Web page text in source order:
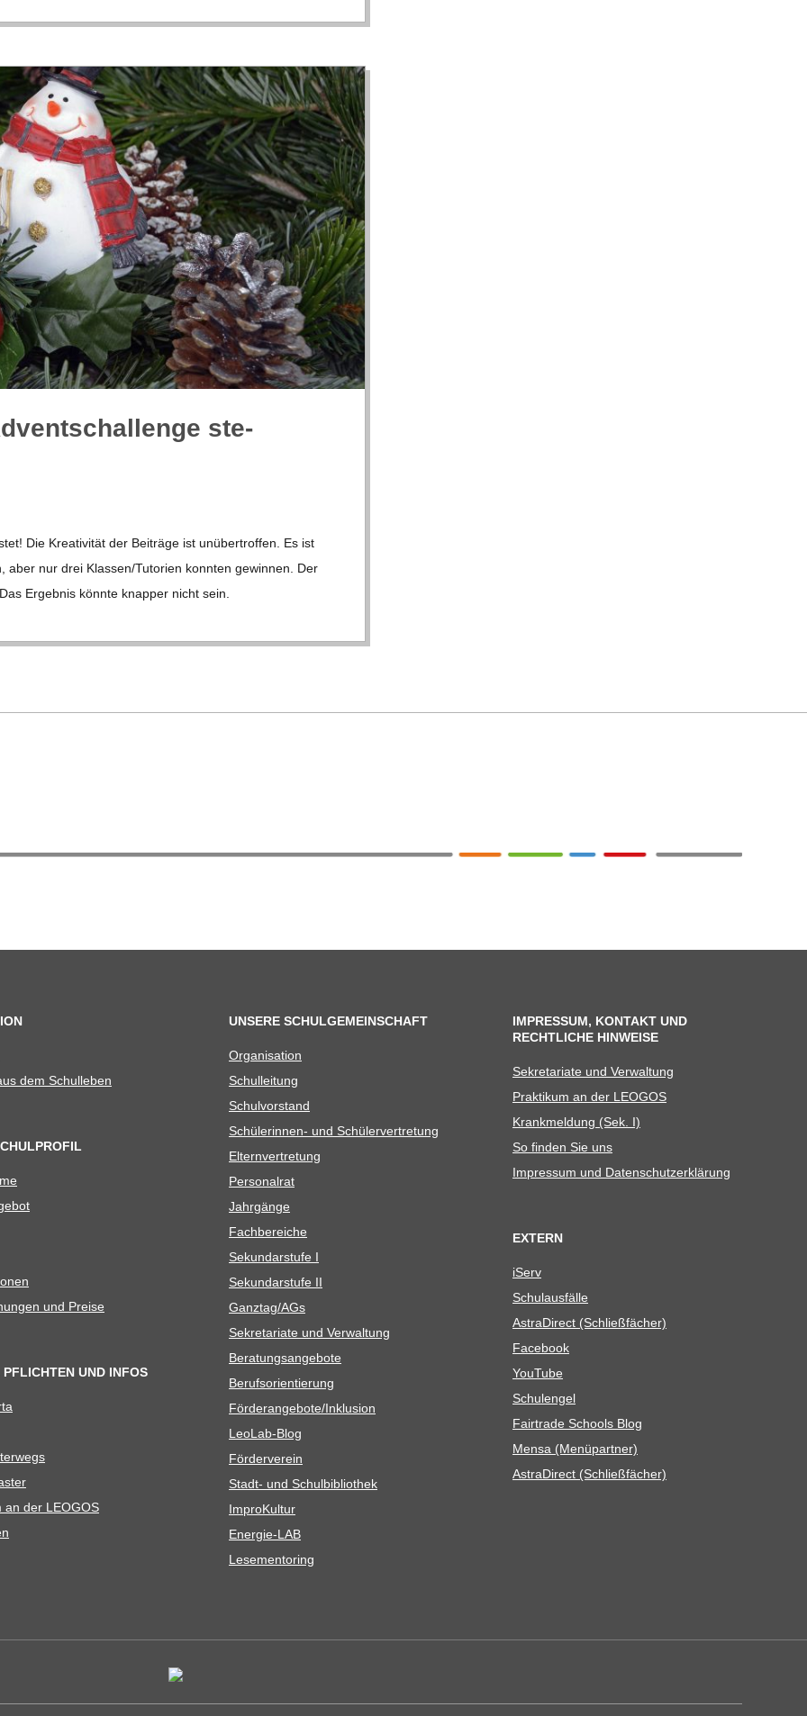
ste­
Die Krea­ti­vi­tät der Bei­träge ist unüber­trof­fen. Es ist
nur drei Klassen/​​Tutorien konn­ten gewin­nen. Der
Ergeb­nis könnte knap­per nicht sein.
dem Schulleben
und Preise
PFLICHTEN UND INFOS
an der LEOGOS
UNSERE SCHULGEMEINSCHAFT
Orga­ni­sa­tion
Schul­lei­tung
Schul­vor­stand
Schü­le­rin­nen- und Schülervertretung
Eltern­ver­tre­tung
Per­so­nal­rat
Jahr­gänge
Fach­be­rei­che
Sekun­dar­stufe I
Sekun­dar­stufe II
Ganztag/​​AGs
Sekre­ta­riate und Verwaltung
Bera­tungs­an­ge­bote
Berufs­ori­en­tie­rung
Förderangebote/​​Inklusion
Leo­Lab-Blog
För­der­ver­ein
Stadt- und Schulbibliothek
Impro­Kul­tur
Ener­­gie-LAB
Lese­men­to­ring
IMPRESSUM, KONTAKT UND
RECHTLICHE HINWEISE
Sekre­ta­riate und Verwaltung
Prak­ti­kum an der LEOGOS
Krank­mel­dung (Sek. I)
So fin­den Sie uns
Impres­sum und Datenschutzerklärung
EXTERN
iServ
Schul­aus­fälle
Astra­Di­rect (Schließ­fä­cher)
Face­book
You­Tube
Schul­en­gel
Fair­trade Schools Blog
Mensa (Menü­part­ner)
Astra­Di­rect (Schließ­fä­cher)